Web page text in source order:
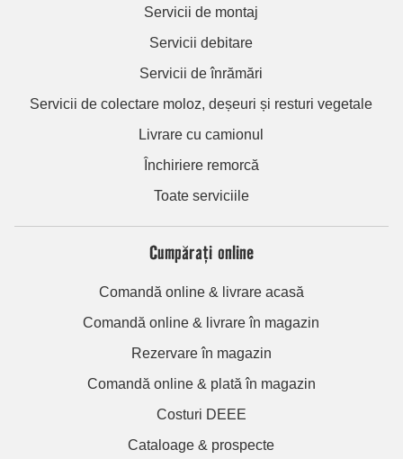
Servicii de montaj
Servicii debitare
Servicii de înrămări
Servicii de colectare moloz, deșeuri și resturi vegetale
Livrare cu camionul
Închiriere remorcă
Toate serviciile
Cumpărați online
Comandă online & livrare acasă
Comandă online & livrare în magazin
Rezervare în magazin
Comandă online & plată în magazin
Costuri DEEE
Cataloage & prospecte